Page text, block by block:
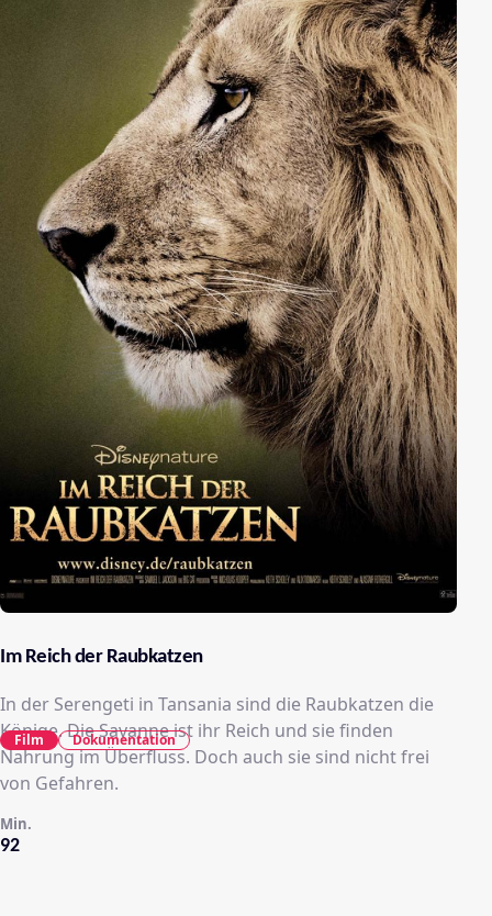
Geschichten und betont, dass die Meere sich erholen
können – und eine Pracht neu entfalten, die alles
übertrifft, was wir jemals gesehen haben.
Im Reich der Raubkatzen
In der Serengeti in Tansania sind die Raubkatzen die
Könige. Die Savanne ist ihr Reich und sie finden
Nahrung im Überfluss. Doch auch sie sind nicht frei
von Gefahren.
92
Min.
Film Dokumentation